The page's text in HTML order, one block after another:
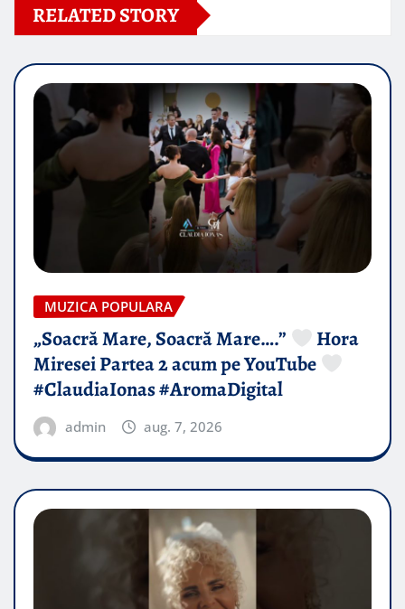
RELATED STORY
MUZICA POPULARA
„Soacră Mare, Soacră Mare….”
Hora
Miresei Partea 2 acum pe YouTube
#ClaudiaIonas #AromaDigital
admin aug. 7, 2026